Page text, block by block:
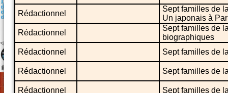
Rédactionnel
Sept familles de
Un japonais à
Rédactionnel
Sept familles de
biographiques
Rédactionnel
Sept familles de
Rédactionnel Sept familles de
Rédactionnel Sept familles de